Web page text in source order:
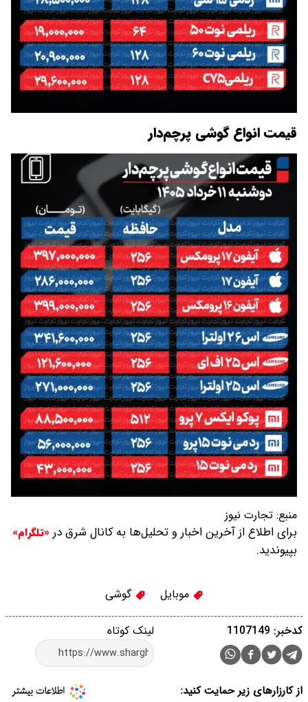
قیمت انواع گوشی پرچم‌دار
منبع: تجارت نیوز
برای اطلاع از آخرین اخبار و تحلیل‌ها به کانال شرق در «تلگرام»
بپیوندید.
موبایل گوشی
لینک کوتاه کدخبر: 1107149
از کارزارهای زیر حمایت کنید: